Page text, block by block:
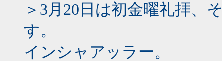
＞3月20日は初金曜礼拝、
す。
インシャアッラー。